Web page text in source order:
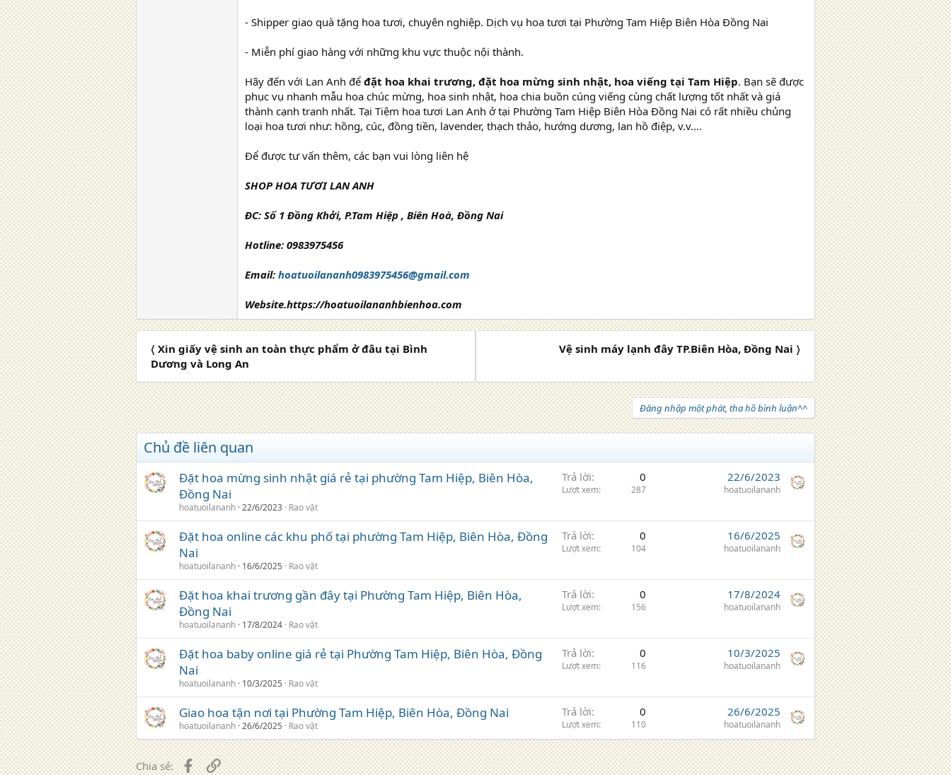
- Shipper giao quà tặng hoa tươi, chuyên nghiệp. Dịch vụ hoa tươi tại Phường Tam Hiệp Biên Hòa Đồng Nai
- Miễn phí giao hàng với những khu vực thuộc nội thành.
Hãy đến với Lan Anh để đặt hoa khai trương, đặt hoa mừng sinh nhật, hoa viếng tại Tam Hiệp. Bạn sẽ được
phục vụ nhanh mẫu hoa chúc mừng, hoa sinh nhật, hoa chia buồn cúng viếng cùng chất lượng tốt nhất và giá
thành cạnh tranh nhất. Tại Tiệm hoa tươi Lan Anh ở tại Phường Tam Hiệp Biên Hòa Đồng Nai có rất nhiều chủng
loại hoa tươi như: hồng, cúc, đồng tiền, lavender, thạch thảo, hướng dương, lan hồ điệp, v.v....
Để được tư vấn thêm, các bạn vui lòng liên hệ
SHOP HOA TƯƠI LAN ANH
ĐC: Số 1 Đồng Khởi, P.Tam Hiệp , Biên Hoà, Đồng Nai
Hotline: 0983975456
Email: hoatuoilananh0983975456@gmail.com
Website.https://hoatuoilananhbienhoa.com
〈 Xin giấy vệ sinh an toàn thực phẩm ở đâu tại Bình
Dương và Long An
Vệ sinh máy lạnh đây TP.Biên Hòa, Đồng Nai 〉
Đăng nhập một phát, tha hồ bình luận^^
Chủ đề liên quan
Đặt hoa mừng sinh nhật giá rẻ tại phường Tam Hiệp, Biên Hòa,
Đồng Nai
hoatuoilananh 22/6/2023 Rao vặt
Trả lời 0
Lượt xem 287
22/6/2023
hoatuoilananh
Đặt hoa online các khu phố tại phường Tam Hiệp, Biên Hòa, Đồng
Nai
hoatuoilananh 16/6/2025 Rao vặt
Trả lời 0
Lượt xem 104
16/6/2025
hoatuoilananh
Đặt hoa khai trương gần đây tại Phường Tam Hiệp, Biên Hòa,
Đồng Nai
hoatuoilananh 17/8/2024 Rao vặt
Trả lời 0
Lượt xem 156
17/8/2024
hoatuoilananh
Đặt hoa baby online giá rẻ tại Phường Tam Hiệp, Biên Hòa, Đồng
Nai
hoatuoilananh 10/3/2025 Rao vặt
Trả lời 0
Lượt xem 116
10/3/2025
hoatuoilananh
Giao hoa tận nơi tại Phường Tam Hiệp, Biên Hòa, Đồng Nai
hoatuoilananh 26/6/2025 Rao vặt
Trả lời 0
Lượt xem 110
26/6/2025
hoatuoilananh
Chia sẻ: Facebook
Liên kết